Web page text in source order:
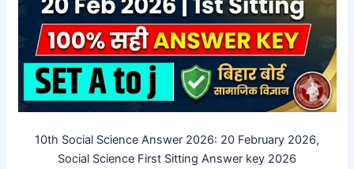
10th Social Science Answer 2026: 20 February 2026,
Social Science First Sitting Answer key 2026